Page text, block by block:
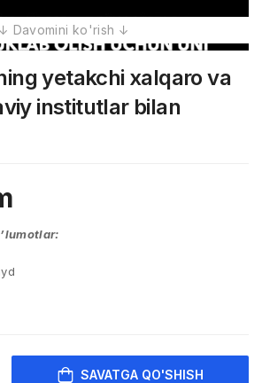
yetakchi xalqaro va
institutlar bilan
SAVATGA QO'SHISH